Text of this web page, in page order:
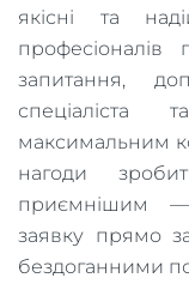
якісні та
професіоналів
запитання,
спеціаліста
максимальним
нагоди
приємнішим —
заявку прямо
бездоганними